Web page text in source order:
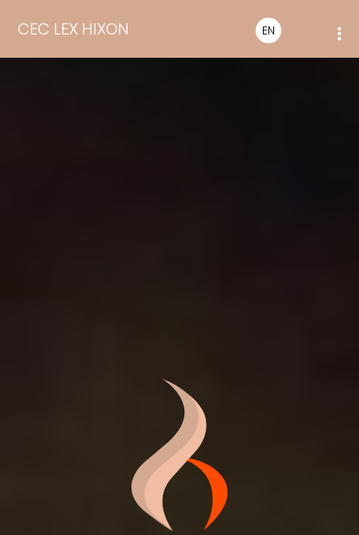
CEC LEX HIXON EN